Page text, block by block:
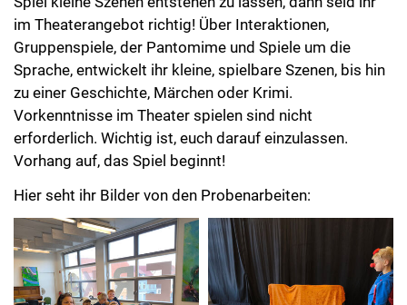
im Theaterangebot richtig! Über Interaktionen,
Gruppenspiele, der Pantomime und Spiele um die
Sprache, entwickelt ihr kleine, spielbare Szenen, bis hin
zu einer Geschichte, Märchen oder Krimi.
Vorkenntnisse im Theater spielen sind nicht
erforderlich. Wichtig ist, euch darauf einzulassen.
Vorhang auf, das Spiel beginnt!
Hier seht ihr Bilder von den Probenarbeiten: